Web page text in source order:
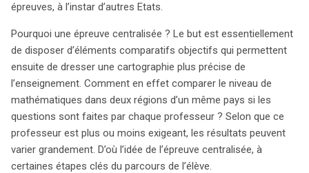
questions se sont retrouvées sur Internet avant les
épreuves. La ministre de l’Éducation a lancé une enquête
pour déterminer l’origine de ces fuites, suspectant à la
fois des enseignants et des cybercriminels. Les élèves,
quant à eux, ont relayé ces informations sur les réseaux
sociaux, suscitant des sanctions potentielles de la part
des établissements scolaires. Toutefois, il semble
difficile de justifier légalement ces sanctions, car relayer
une information déjà disponible en ligne ne contrevient
pas nécessairement aux règles. Ce scandale soulève
épreuves, à l’instar d’autres Etats.
Pourquoi une épreuve centralisée ? Le but est essentiellement
de disposer d’éléments comparatifs objectifs qui permettent
ensuite de dresser une cartographie plus précise de
l’enseignement. Comment en effet comparer le niveau de
mathématiques dans deux régions d’un même pays si les
questions sont faites par chaque professeur ? Selon que ce
professeur est plus ou moins exigeant, les résultats peuvent
varier grandement. D’où l’idée de l’épreuve centralisée, à
certaines étapes clés du parcours de l’élève.